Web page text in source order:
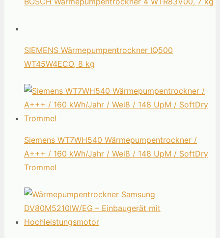
SIEMENS Wärmepumpentrockner IQ500
WT45W4ECO, 8 kg
Siemens WT7WH540 Wärmepumpentrockner /
A+++ / 160 kWh/Jahr / Weiß / 148 UpM / SoftDry
Trommel